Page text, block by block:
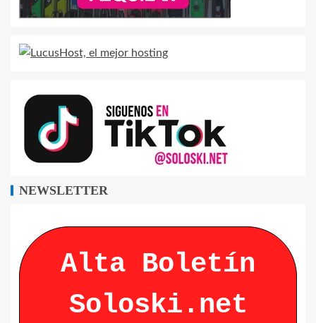
NEWSLETTER
Alta Boletín
Soloski.net